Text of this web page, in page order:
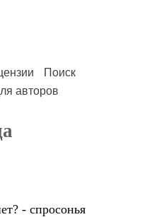
Поиск
авторов
- спросонья